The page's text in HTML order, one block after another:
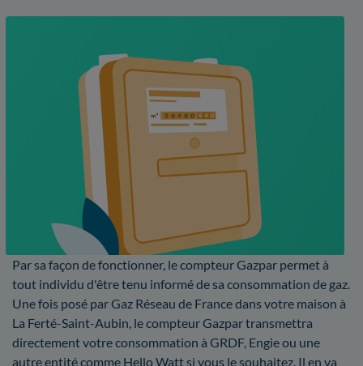
Par sa façon de fonctionner, le compteur Gazpar permet à
tout individu d'être tenu informé de sa consommation de gaz.
Une fois posé par Gaz Réseau de France dans votre maison à
La Ferté-Saint-Aubin, le compteur Gazpar transmettra
directement votre consommation à GRDF, Engie ou une
autre entité comme Hello Watt si vous le souhaitez. Il en va